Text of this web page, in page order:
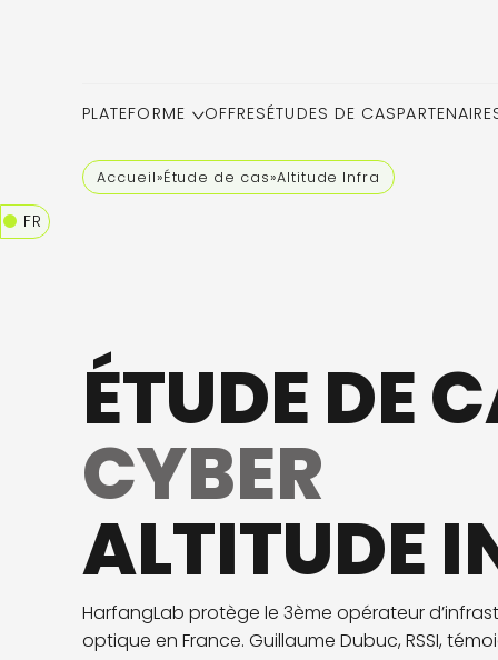
PLATEFORME OFFRESÉTUDES DE CAS
FR
Accueil»Étude de cas»Altitude Infra
ÉTUDE DE
CYBER
ALTITUDE
HarfangLab protège le 3ème opérateur
optique en France. Guillaume Dubuc, RSSI,